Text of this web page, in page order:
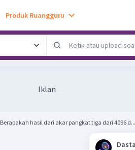
Produk Ruangguru
Iklan
Berapakah hasil dari akar pangkat tiga dari 4096 d...